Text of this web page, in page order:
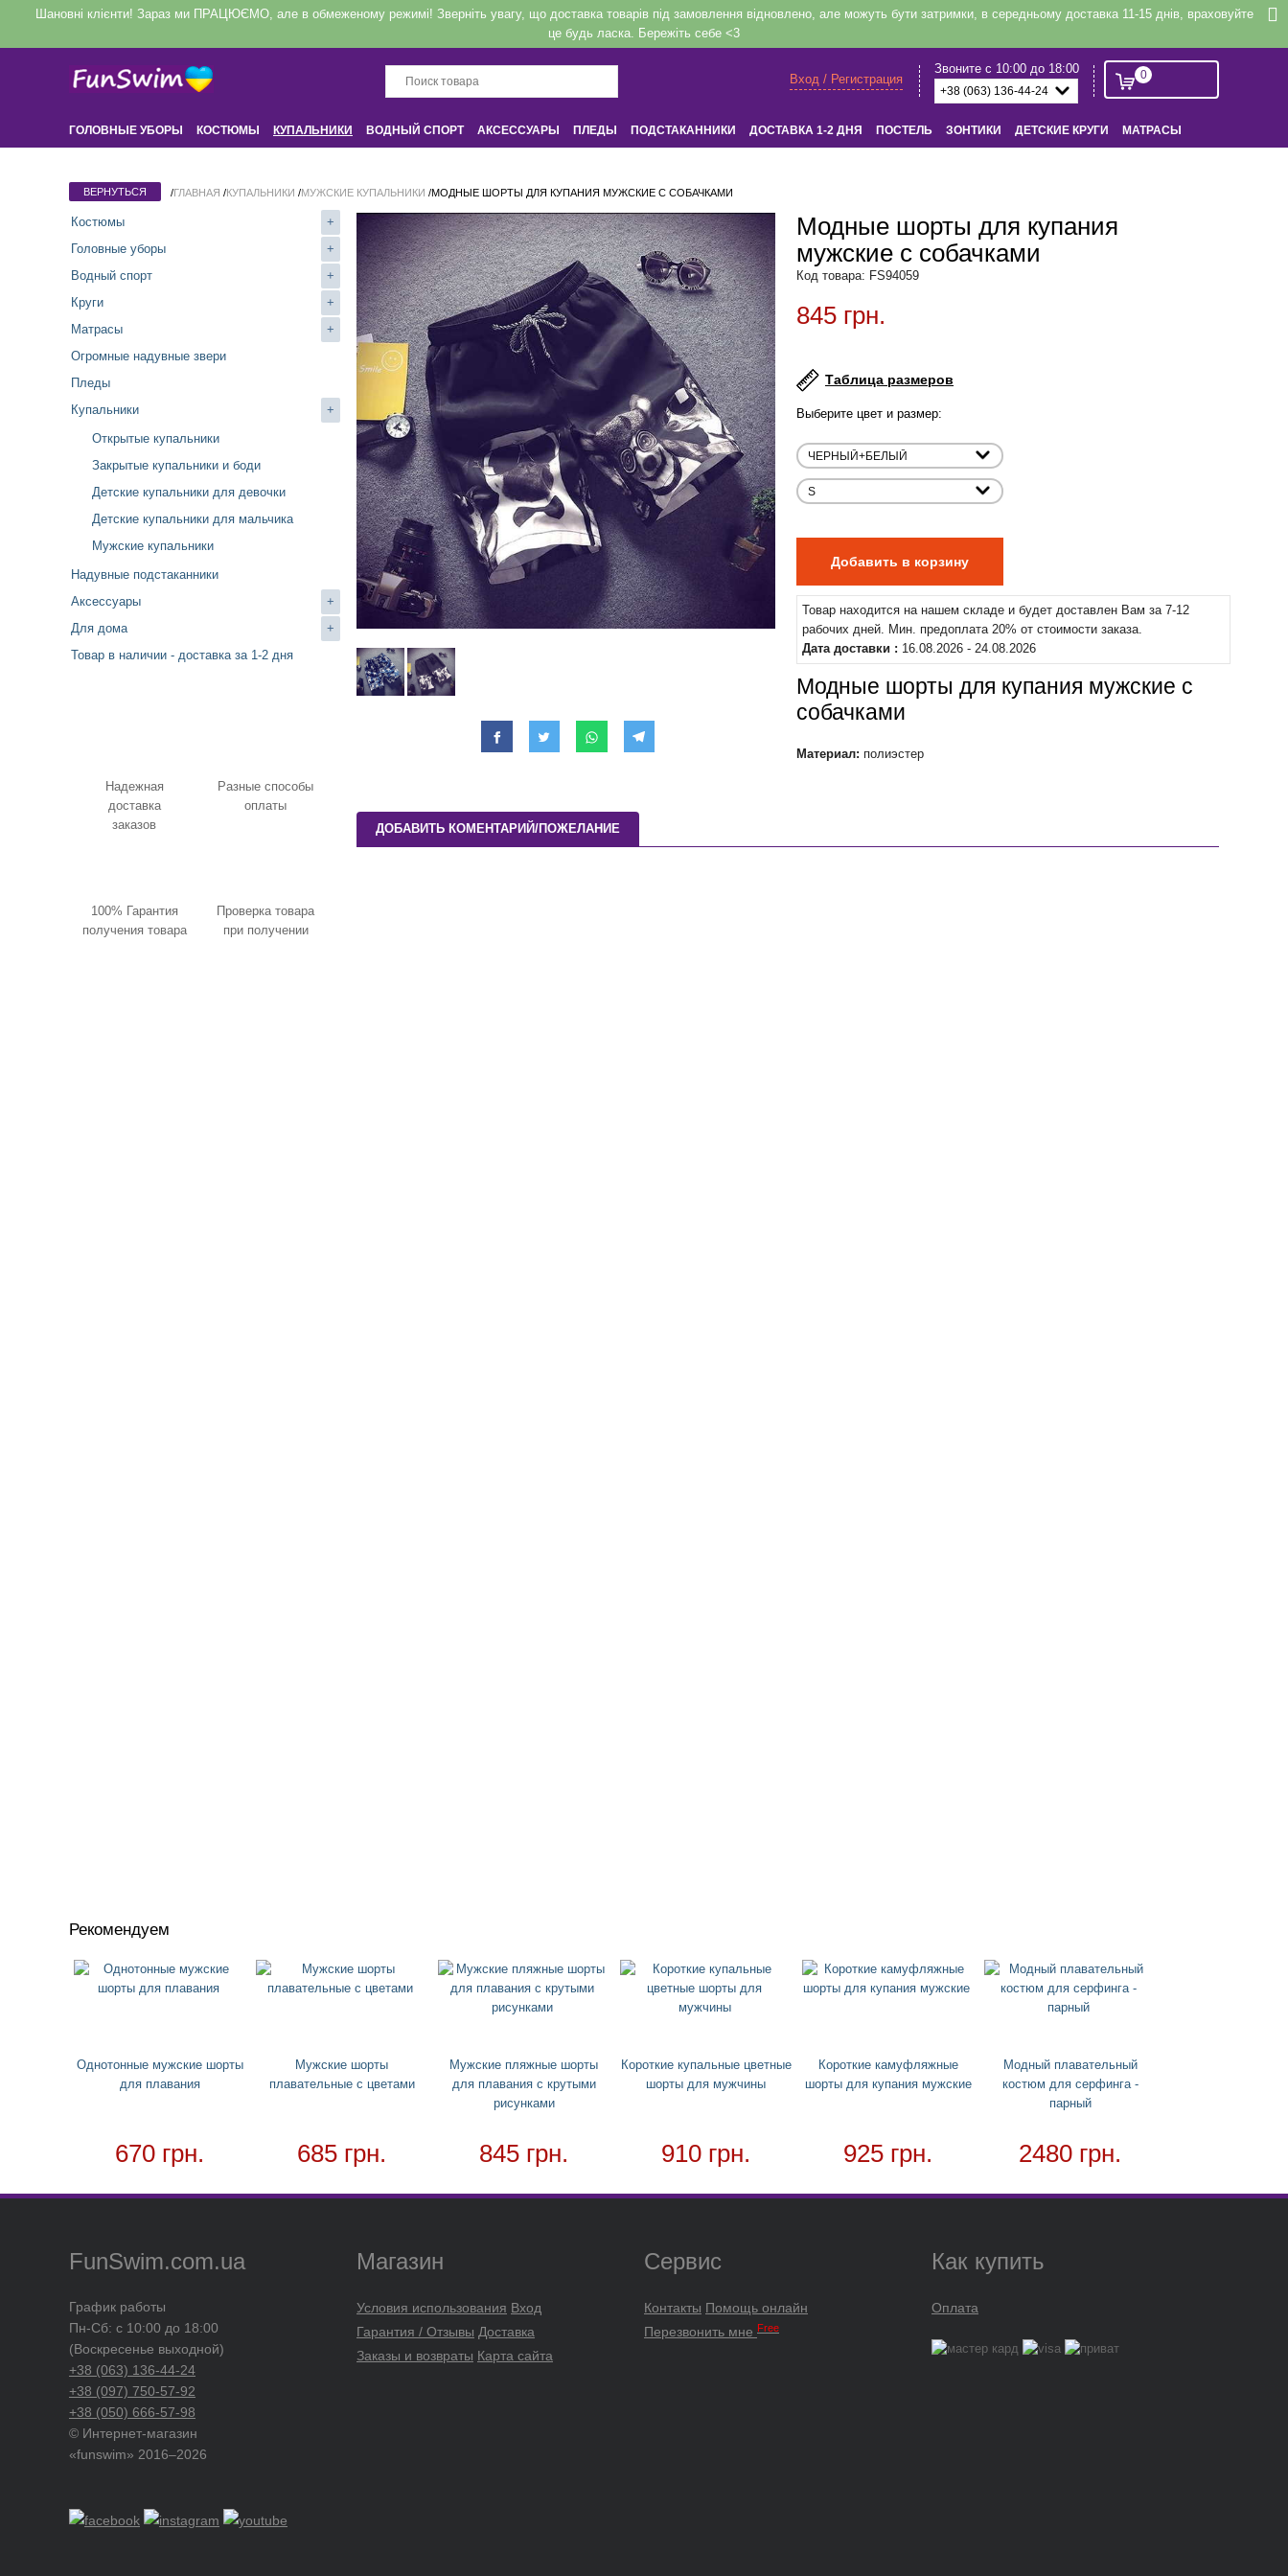
Шановні клієнти! Зараз ми ПРАЦЮЄМО, але в обмеженому режимі! Зверніть увагу, що доставка товарів під замовлення відновлено, але можуть бути затримки, в середньому доставка 11-15 днів, враховуйте
це будь ласка. Бережіть себе <3
0
Звоните с 10:00 до 18:00
Вход / Регистрация
ГОЛОВНЫЕ УБОРЫ КОСТЮМЫ КУПАЛЬНИКИ ВОДНЫЙ СПОРТ АКСЕССУАРЫ ПЛЕДЫ ПОДСТАКАННИКИ ДОСТАВКА 1-2 ДНЯ ПОСТЕЛЬ ЗОНТИКИ ДЕТСКИЕ КРУГИ МАТРАСЫ
/ГЛАВНАЯ /КУПАЛЬНИКИ /МУЖСКИЕ КУПАЛЬНИКИ /МОДНЫЕ ШОРТЫ ДЛЯ КУПАНИЯ МУЖСКИЕ С СОБАЧКАМИ
Модные шорты для купания
мужские с собачками
Код товара: FS94059
845 грн.
Таблица размеров
Выберите цвет и размер:
Товар находится на нашем складе и будет доставлен Вам за 7-12
рабочих дней. Мин. предоплата 20% от стоимости заказа.
Дата доставки : 16.08.2026 - 24.08.2026
Модные шорты для купания мужские с
собачками
Материал: полиэстер
ДОБАВИТЬ КОМЕНТАРИЙ/ПОЖЕЛАНИЕ
Костюмы
+
Головные уборы
+
Водный спорт
+
Круги
+
Матрасы
+
Огромные надувные звери
Пледы
Купальники
+
Открытые купальники
Закрытые купальники и боди
Детские купальники для девочки
Детские купальники для мальчика
Мужские купальники
Надувные подстаканники
Аксессуары
+
Для дома
+
Товар в наличии - доставка за 1-2 дня
Надежная
доставка
заказов
Разные способы
оплаты
100% Гарантия
получения товара
Проверка товара
при получении
Рекомендуем
Однотонные мужские шорты
для плавания
670 грн.
Мужские шорты
плавательные с цветами
685 грн.
Мужские пляжные шорты
для плавания с крутыми
рисунками
845 грн.
Короткие купальные цветные
шорты для мужчины
910 грн.
Короткие камуфляжные
шорты для купания мужские
925 грн.
Модный плавательный
костюм для серфинга -
парный
2480 грн.
FunSwim.com.ua
График работы
Пн-Сб: с 10:00 до 18:00
(Воскресенье выходной)
+38 (063) 136-44-24
+38 (097) 750-57-92
+38 (050) 666-57-98
© Интернет-магазин
«funswim» 2016–2026
Магазин
Условия использования Вход
Гарантия / Отзывы Доставка
Заказы и возвраты Карта сайта
Сервис
Контакты Помощь онлайн
Перезвонить мне Free
Как купить
Оплата